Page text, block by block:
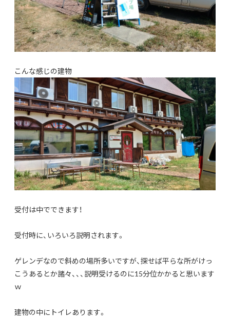
こんな感じの建物
受付は中でできます！
受付時に、いろいろ説明されます。
ゲレンデなので斜めの場所多いですが、探せば平らな所がけっ
こうあるとか諸々、、、説明受けるのに15分位かかると思います
ｗ
建物の中にトイレあります。